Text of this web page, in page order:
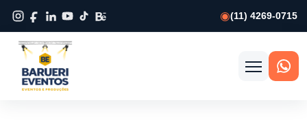
(11) 4269-0715
Abrir